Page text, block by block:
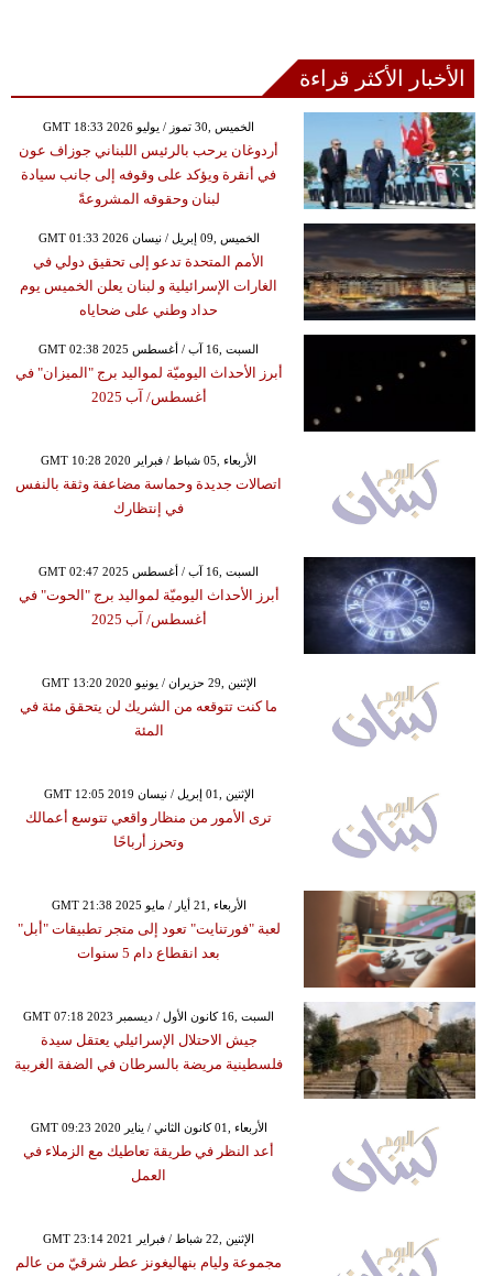
الأخبار الأكثر قراءة
GMT 18:33 2026 الخميس ,30 تموز / يوليو
أردوغان يرحب بالرئيس اللبناني جوزاف عون
في أنقرة ويؤكد على وقوفه إلى جانب سيادة
لبنان وحقوقه المشروعةً
GMT 01:33 2026 الخميس ,09 إبريل / نيسان
الأمم المتحدة تدعو إلى تحقيق دولي في
الغارات الإسرائيلية و لبنان يعلن الخميس يوم
حداد وطني على ضحاياه
GMT 02:38 2025 السبت ,16 آب / أغسطس
أبرز الأحداث اليوميّة لمواليد برج "الميزان" في
أغسطس/ آب 2025
GMT 10:28 2020 الأربعاء ,05 شباط / فبراير
اتصالات جديدة وحماسة مضاعفة وثقة بالنفس
في إنتظارك
GMT 02:47 2025 السبت ,16 آب / أغسطس
أبرز الأحداث اليوميّة لمواليد برج "الحوت" في
أغسطس/ آب 2025
GMT 13:20 2020 الإثنين ,29 حزيران / يونيو
ما كنت تتوقعه من الشريك لن يتحقق مئة في
المئة
GMT 12:05 2019 الإثنين ,01 إبريل / نيسان
ترى الأمور من منظار واقعي تتوسع أعمالك
وتحرز أرباحًا
GMT 21:38 2025 الأربعاء ,21 أيار / مايو
لعبة "فورتنايت" تعود إلى متجر تطبيقات "أبل"
بعد انقطاع دام 5 سنوات
GMT 07:18 2023 السبت ,16 كانون الأول / ديسمبر
جيش الاحتلال الإسرائيلي يعتقل سيدة
فلسطينية مريضة بالسرطان في الضفة الغربية
GMT 09:23 2020 الأربعاء ,01 كانون الثاني / يناير
أعد النظر في طريقة تعاطيك مع الزملاء في
العمل
GMT 23:14 2021 الإثنين ,22 شباط / فبراير
مجموعة وليام بنهاليغونز عطر شرقيّ من عالم